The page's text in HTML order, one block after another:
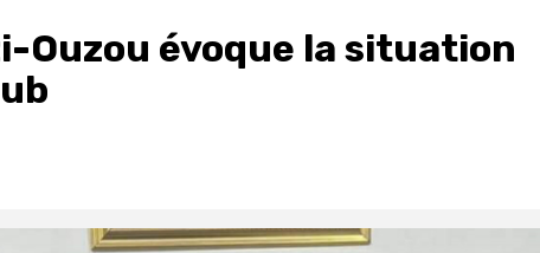
Ouzou évoque la situation